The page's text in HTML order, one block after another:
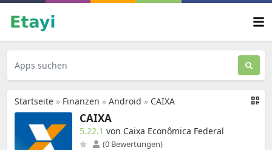
Startseite » Finanzen » Android » CAIXA
CAIXA
5.22.1 von Caixa Econômica Federal
(0 Bewertungen)